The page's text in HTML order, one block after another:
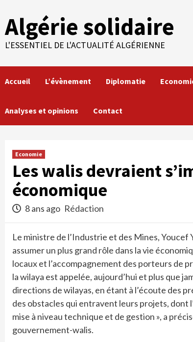
content
Algérie solidaire
L'ESSENTIEL DE L'ACTUALITÉ ALGÉRIENNE
Accueil L’évènement Diplomatie
Analyses et opinions Contact
Economie
Les walis devraient
économique
8 ans ago Rédaction
Le ministre de l’Industrie et des Mines,
assumer un plus grand rôle dans la vie
locaux et l’accompagnement des porteurs de
la wilaya est appelée, aujourd’hui et plus que
directions de wilayas, en étant à l’écoute des
des obstacles qui entravent leurs projets, dont
mise à niveau technique et de gestion », a
gouvernement-walis.